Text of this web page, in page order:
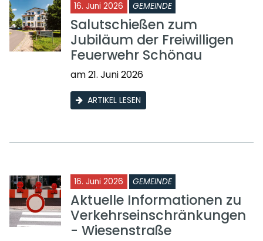
16. Juni 2026 GEMEINDE
Salutschießen zum
Jubiläum der Freiwilligen
Feuerwehr Schönau
am 21. Juni 2026
ARTIKEL LESEN
16. Juni 2026 GEMEINDE
Aktuelle Informationen zu
Verkehrseinschränkungen
- Wiesenstraße